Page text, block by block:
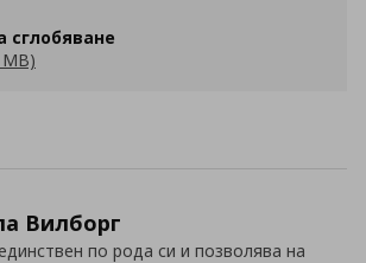
сглобяване
Вилборг
по рода си и позволява на